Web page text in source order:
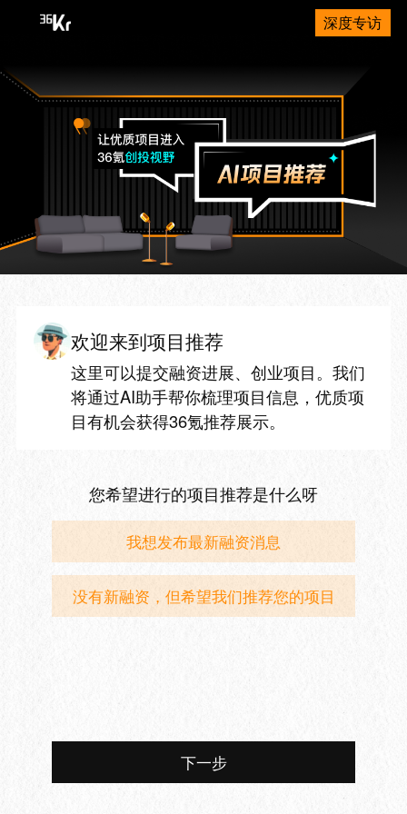
深度专访
欢迎来到项目推荐
这里可以提交融资进展、创业项目。我们
将通过AI助手帮你梳理项目信息，优质项
目有机会获得36氪推荐展示。
您希望进行的项目推荐是什么呀
我想发布最新融资消息
没有新融资，但希望我们推荐您的项目
下一步